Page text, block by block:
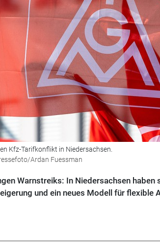
Kfz-Tarifkonflikt in Niedersachsen.
Ardan Fuessman
Warnstreiks: In Niedersachsen haben
und ein neues Modell für flexible